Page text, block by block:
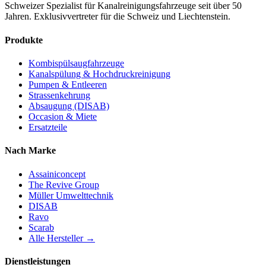
Schweizer Spezialist für Kanalreinigungsfahrzeuge seit über 50
Jahren. Exklusivvertreter für die Schweiz und Liechtenstein.
Produkte
Kombispülsaugfahrzeuge
Kanalspülung & Hochdruckreinigung
Pumpen & Entleeren
Strassenkehrung
Absaugung (DISAB)
Occasion & Miete
Ersatzteile
Nach Marke
Assainiconcept
The Revive Group
Müller Umwelttechnik
DISAB
Ravo
Scarab
Alle Hersteller →
Dienstleistungen